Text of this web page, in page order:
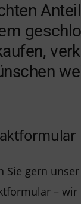
Sie gern unser
–